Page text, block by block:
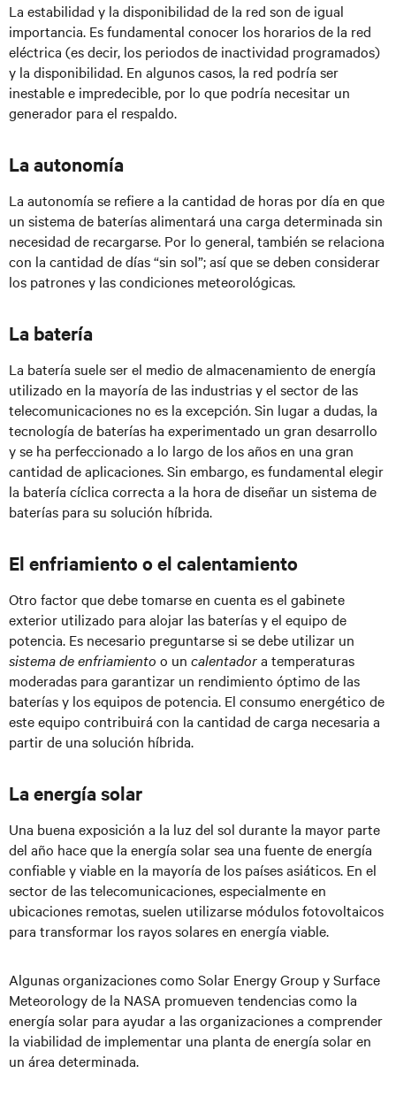
La estabilidad y la disponibilidad de la red son de igual
importancia. Es fundamental conocer los horarios de la red
eléctrica (es decir, los periodos de inactividad programados)
y la disponibilidad. En algunos casos, la red podría ser
inestable e impredecible, por lo que podría necesitar un
generador para el respaldo.
La autonomía
La autonomía se refiere a la cantidad de horas por día en que
un sistema de baterías alimentará una carga determinada sin
necesidad de recargarse. Por lo general, también se relaciona
con la cantidad de días “sin sol”; así que se deben considerar
los patrones y las condiciones meteorológicas.
La batería
La batería suele ser el medio de almacenamiento de energía
utilizado en la mayoría de las industrias y el sector de las
telecomunicaciones no es la excepción. Sin lugar a dudas, la
tecnología de baterías ha experimentado un gran desarrollo
y se ha perfeccionado a lo largo de los años en una gran
cantidad de aplicaciones. Sin embargo, es fundamental elegir
la batería cíclica correcta a la hora de diseñar un sistema de
baterías para su solución híbrida.
El enfriamiento o el calentamiento
Otro factor que debe tomarse en cuenta es el gabinete
exterior utilizado para alojar las baterías y el equipo de
potencia. Es necesario preguntarse si se debe utilizar un
sistema de enfriamiento o un calentadora temperaturas
moderadas para garantizar un rendimiento óptimo de las
baterías y los equipos de potencia. El consumo energético de
este equipo contribuirá con la cantidad de carga necesaria a
partir de una solución híbrida.
La energía solar
Una buena exposición a la luz del sol durante la mayor parte
del año hace que la energía solar sea una fuente de energía
confiable y viable en la mayoría de los países asiáticos. En el
sector de las telecomunicaciones, especialmente en
ubicaciones remotas, suelen utilizarse módulos fotovoltaicos
para transformar los rayos solares en energía viable.
Algunas organizaciones como Solar Energy Group y Surface
Meteorology de la NASA promueven tendencias como la
energía solar para ayudar a las organizaciones a comprender
la viabilidad de implementar una planta de energía solar en
un área determinada.